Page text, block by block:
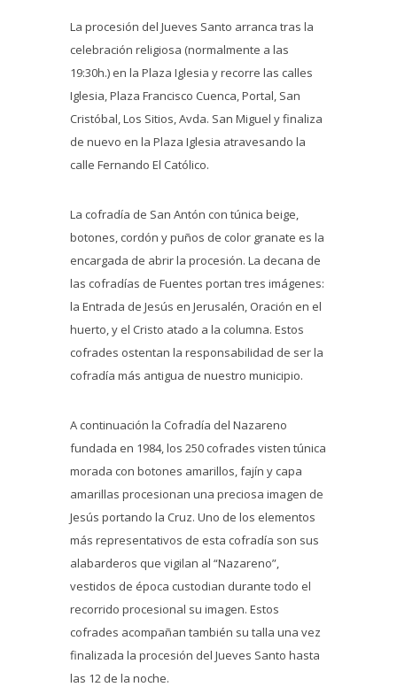
La procesión del Jueves Santo arranca tras la
celebración religiosa (normalmente a las
19:30h.) en la Plaza Iglesia y recorre las calles
Iglesia, Plaza Francisco Cuenca, Portal, San
Cristóbal, Los Sitios, Avda. San Miguel y finaliza
de nuevo en la Plaza Iglesia atravesando la
calle Fernando El Católico.
La cofradía de San Antón con túnica beige,
botones, cordón y puños de color granate es la
encargada de abrir la procesión. La decana de
las cofradías de Fuentes portan tres imágenes:
la Entrada de Jesús en Jerusalén, Oración en el
huerto, y el Cristo atado a la columna. Estos
cofrades ostentan la responsabilidad de ser la
cofradía más antigua de nuestro municipio.
A continuación la Cofradía del Nazareno
fundada en 1984, los 250 cofrades visten túnica
morada con botones amarillos, fajín y capa
amarillas procesionan una preciosa imagen de
Jesús portando la Cruz. Uno de los elementos
más representativos de esta cofradía son sus
alabarderos que vigilan al “Nazareno”,
vestidos de época custodian durante todo el
recorrido procesional su imagen. Estos
cofrades acompañan también su talla una vez
finalizada la procesión del Jueves Santo hasta
las 12 de la noche.